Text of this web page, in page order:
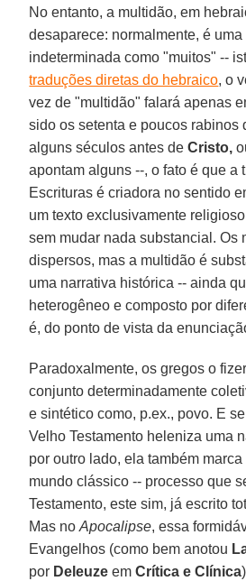
No entanto, a multidão, em
desaparece: normalmente, é uma
indeterminada como "muitos" --
traduções diretas do hebraico, o
vez de "multidão" falará apenas
sido os setenta e poucos rabinos
alguns séculos antes deCristo,
apontam alguns --, o fato é que a
Escrituras é criadora no sentido
um texto exclusivamente
sem mudar nada substancial. Os
dispersos, mas a multidão é
uma narrativa histórica -- ainda
heterogêneo e composto por
é, do ponto de vista da
Paradoxalmente, os gregos o
conjunto determinadamente
e sintético como, p.ex., povo. E
Velho Testamento heleniza uma
por outro lado, ela também
mundo clássico -- processo que
Testamento, este sim, já escrito
Mas noApocalipse, essa
Evangelhos (como bem anotou
por Deleuze emCrítica e Clínica